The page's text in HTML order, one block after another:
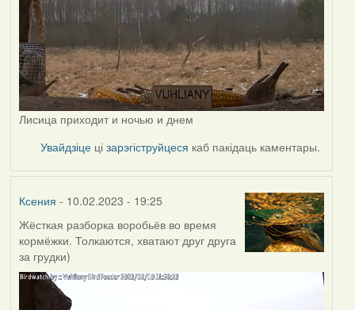
Лисица приходит и ночью и днем
Увайдзіце цізарэгіструйцеся каб пакідаць каментары.
Ксения - 10.02.2023 - 19:25
Жёсткая разборка воробьёв во время
кормёжки. Толкаются, хватают друг друга
за грудки)